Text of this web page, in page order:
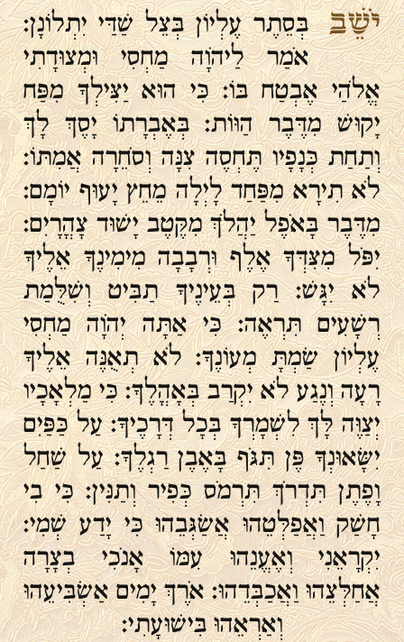
יֹשֵׁבבְּסֵתֶר עֶלְיוֹן בְּצֵל שַׁדַּי יִתְלוֹנָן:
אֹמַר לַיהֹוָה מַחְסִי וּמְצוּדָתִי
אֱלֹהַי אֶבְטַח בּוֹ: כִּי הוּא יַצִּילְךָ מִפַּח
יָקוּשׁ מִדֶּבֶר הַוּוֹת: בְּאֶבְרָתוֹ יָסֶךְ לָךְ
וְתַחַת כְּנָפָיו תֶּחְסֶה צִנָּה וְסֹחֵרָה אֲמִתּוֹ:
לֹא תִירָא מִפַּחַד לָיְלָה מֵחֵץ יָעוּף יוֹמָם:
מִדֶּבֶר בָּאֹפֶל יַהֲלֹךְ מִקֶּטֶב יָשׁוּד צָהֳרָיִם:
יִפֹּל מִצִּדְּךָ אֶלֶף וּרְבָבָה מִימִינֶךָ אֵלֶיךָ
לֹא יִגָּשׁ: רַק בְּעֵינֶיךָ תַבִּיט וְשִׁלֻּמַת
רְשָׁעִים תִּרְאֶה: כִּי אַתָּה יְהֹוָה מַחְסִי
עֶלְיוֹן שַׂמְתָּ מְעוֹנֶךָ: לֹא תְאֻנֶּה אֵלֶיךָ
רָעָה וְנֶגַע לֹא יִקְרַב בְּאָהֳלֶךָ: כִּי מַלְאָכָיו
יְצַוֶּה לָּךְ לִשְׁמָרְךָ בְּכָל דְּרָכֶיךָ: עַל כַּפַּיִם
יִשָּׂאוּנְךָ פֶּן תִּגֹּף בָּאֶבֶן רַגְלֶךָ: עַל שַׁחַל
וָפֶתֶן תִּדְרֹךְ תִּרְמֹס כְּפִיר וְתַנִּין: כִּי בִי
חָשַׁק וַאֲפַלְּטֵהוּ אֲשַׂגְּבֵהוּ כִּי יָדַע שְׁמִי:
יִקְרָאֵנִי וְאֶעֱנֵהוּ עִמּוֹ אָנֹכִי בְצָרָה
אֲחַלְּצֵהוּ וַאֲכַבְּדֵהוּ: אֹרֶךְ יָמִים אַשְׂבִּיעֵהוּ
וְאַרְאֵהוּ בִּישׁוּעָתִי: